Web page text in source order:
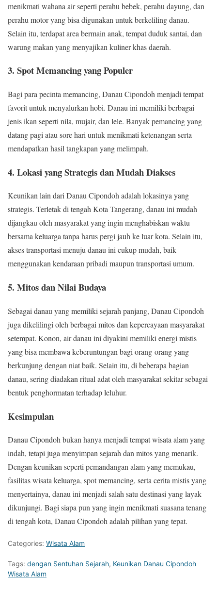
menikmati wahana air seperti perahu bebek, perahu dayung, dan
perahu motor yang bisa digunakan untuk berkeliling danau.
Selain itu, terdapat area bermain anak, tempat duduk santai, dan
warung makan yang menyajikan kuliner khas daerah.
3. Spot Memancing yang Populer
Bagi para pecinta memancing, Danau Cipondoh menjadi tempat
favorit untuk menyalurkan hobi. Danau ini memiliki berbagai
jenis ikan seperti nila, mujair, dan lele. Banyak pemancing yang
datang pagi atau sore hari untuk menikmati ketenangan serta
mendapatkan hasil tangkapan yang melimpah.
4. Lokasi yang Strategis dan Mudah Diakses
Keunikan lain dari Danau Cipondoh adalah lokasinya yang
strategis. Terletak di tengah Kota Tangerang, danau ini mudah
dijangkau oleh masyarakat yang ingin menghabiskan waktu
bersama keluarga tanpa harus pergi jauh ke luar kota. Selain itu,
akses transportasi menuju danau ini cukup mudah, baik
menggunakan kendaraan pribadi maupun transportasi umum.
5. Mitos dan Nilai Budaya
Sebagai danau yang memiliki sejarah panjang, Danau Cipondoh
juga dikelilingi oleh berbagai mitos dan kepercayaan masyarakat
setempat. Konon, air danau ini diyakini memiliki energi mistis
yang bisa membawa keberuntungan bagi orang-orang yang
berkunjung dengan niat baik. Selain itu, di beberapa bagian
danau, sering diadakan ritual adat oleh masyarakat sekitar sebagai
bentuk penghormatan terhadap leluhur.
Kesimpulan
Danau Cipondoh bukan hanya menjadi tempat wisata alam yang
indah, tetapi juga menyimpan sejarah dan mitos yang menarik.
Dengan keunikan seperti pemandangan alam yang memukau,
fasilitas wisata keluarga, spot memancing, serta cerita mistis yang
menyertainya, danau ini menjadi salah satu destinasi yang layak
dikunjungi. Bagi siapa pun yang ingin menikmati suasana tenang
di tengah kota, Danau Cipondoh adalah pilihan yang tepat.
Categories: Wisata Alam
Tags: dengan Sentuhan Sejarah, Keunikan Danau Cipondoh
Wisata Alam